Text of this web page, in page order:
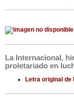
La Internacional,
proletariado en
Letra original de